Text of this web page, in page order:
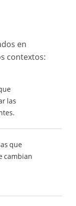
en
contextos:
las
que
cambian